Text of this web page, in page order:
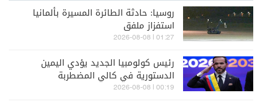
روسيا: حادثة الطائرة المسيرة بألمانيا
استفزاز ملفق
01:27 | 2026-08-08
رئيس كولومبيا الجديد يؤدي اليمين
الدستورية في كالي المضطربة
00:19 | 2026-08-08